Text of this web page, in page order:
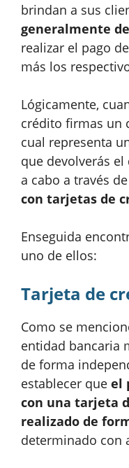
brindan a sus
generalmente
realizar el pago
más los
Lógicamente,
crédito firmas un
cual representa
que devolverás
a cabo a través de
con tarjetas de
Enseguida
uno de ellos:
Tarjeta de
Como se
entidad bancaria
de forma
establecer que el
con una tarjeta
realizado de
determinado con